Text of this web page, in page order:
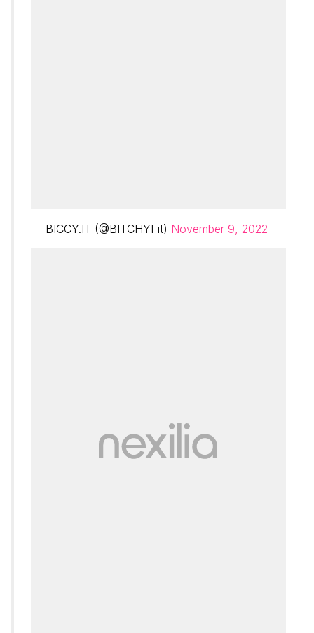
— BICCY.IT (@BITCHYFit) November 9, 2022